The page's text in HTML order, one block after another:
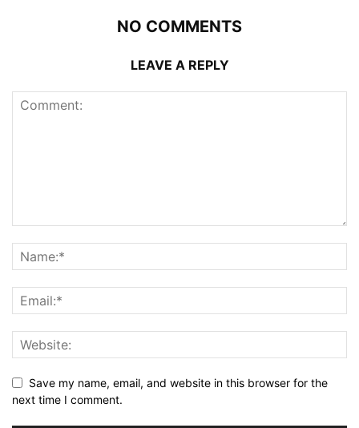
NO COMMENTS
LEAVE A REPLY
Save my name, email, and website in this browser for the
next time I comment.